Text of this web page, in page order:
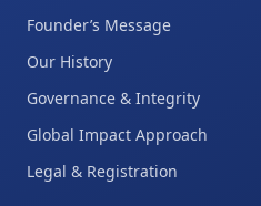
Founder’s Message
Our History
Governance & Integrity
Global Impact Approach
Legal & Registration